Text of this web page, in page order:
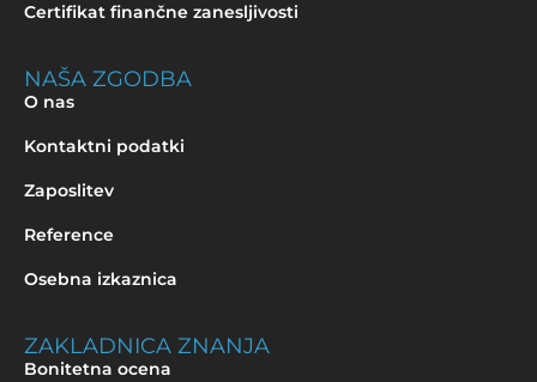
Certifikat finančne zanesljivosti
NAŠA ZGODBA
O nas
Kontaktni podatki
Zaposlitev
Reference
Osebna izkaznica
ZAKLADNICA ZNANJA
Bonitetna ocena